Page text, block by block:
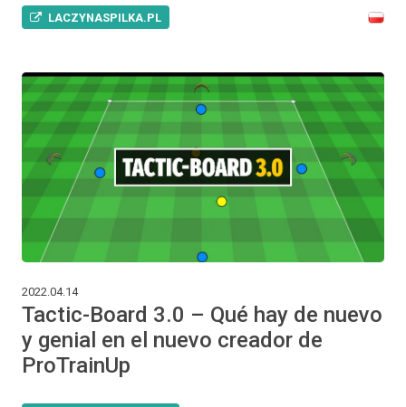
LACZYNASPILKA.PL
2022.04.14
Tactic-Board 3.0 – Qué hay de nuevo
y genial en el nuevo creador de
ProTrainUp